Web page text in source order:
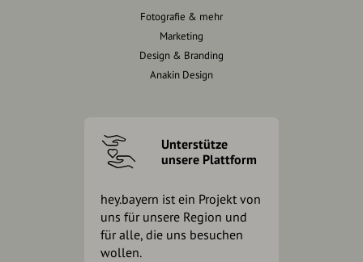
Fotografie & mehr
Marketing
Design & Branding
Anakin Design
Unterstütze
unsere Plattform
hey.bayern ist ein Projekt von
uns für unsere Region und
für alle, die uns besuchen
wollen.